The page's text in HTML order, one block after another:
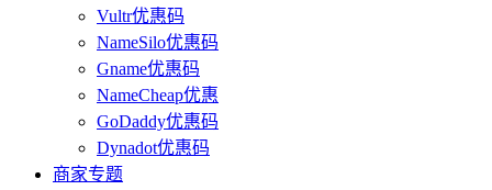
Vultr优惠码
NameSilo优惠码
Gname优惠码
NameCheap优惠
GoDaddy优惠码
Dynadot优惠码
商家专题